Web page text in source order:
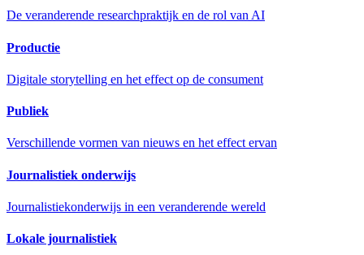
De veranderende researchpraktijk en de rol van AI
Productie
Digitale storytelling en het effect op de consument
Publiek
Verschillende vormen van nieuws en het effect ervan
Journalistiek onderwijs
Journalistiekonderwijs in een veranderende wereld
Lokale journalistiek